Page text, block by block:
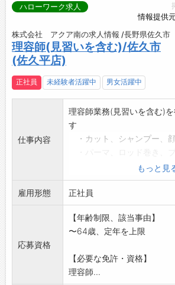
情報提供
ハローワーク求人
株式会社 アクア南の求人情報 /長野県佐久市
理容師(見習いを含む)/佐久市
(佐久平店)
正社員 未経験者活躍中 男女活躍中
仕事内容
理容師業務(見習いを含む)
す
・カット、シャンプー、
・ドライヤー等備品の準備
け、整理
・使用済みタオル類の洗た
・ロッド等器具類の洗浄
・フロアの清掃
※店長を目指す方の応募歓迎
り)
変更範囲:変更なし
もっと見
雇用形態 正社員
応募資格
【年齢制限、該当事由】
〜64歳、定年を上限
【必要な免許・資格】
理容師...